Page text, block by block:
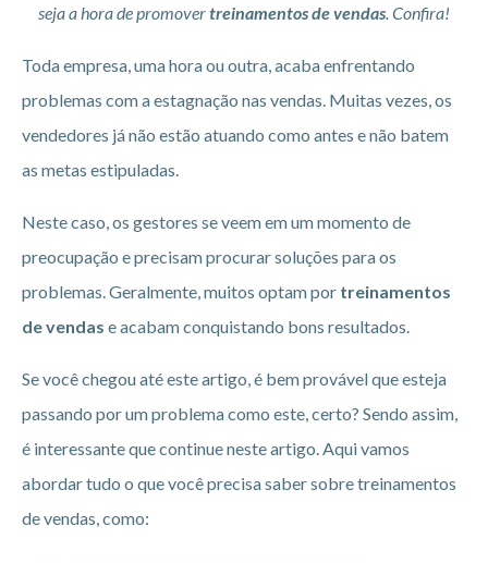
seja a hora de promovertreinamentos de vendas . Confira!
Toda empresa, uma hora ou outra, acaba enfrentando
problemas com a estagnação nas vendas. Muitas vezes, os
vendedores já não estão atuando como antes e não batem
as metas estipuladas.
Neste caso, os gestores se veem em um momento de
preocupação e precisam procurar soluções para os
problemas. Geralmente, muitos optam por treinamentos
de vendas e acabam conquistando bons resultados.
Se você chegou até este artigo, é bem provável que esteja
passando por um problema como este, certo? Sendo assim,
é interessante que continue neste artigo. Aqui vamos
abordar tudo o que você precisa saber sobre treinamentos
de vendas, como: